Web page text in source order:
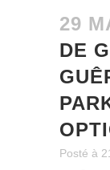
29
DE
Posté à